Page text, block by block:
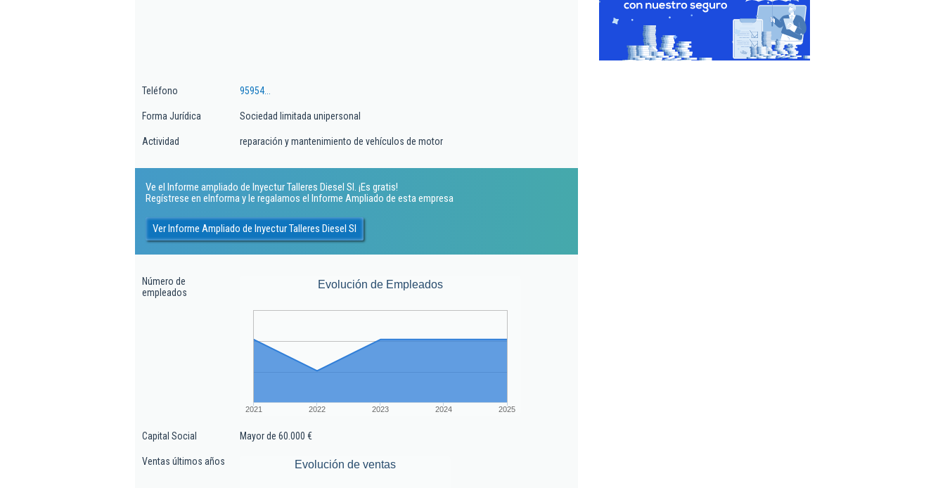
Teléfono 95954...
Forma Jurídica Sociedad limitada unipersonal
Actividad reparación y mantenimiento de vehículos de motor
Ve el Informe ampliado de Inyectur Talleres Diesel Sl. ¡Es gratis!
Regístrese en eInforma y le regalamos el Informe Ampliado de esta empresa
Ver Informe Ampliado de Inyectur Talleres Diesel Sl
Número de
empleados
Evolución de Empleados
2021 2022 2023 2024 2025
Capital Social Mayor de 60.000 €
Ventas últimos años Evolución de ventas